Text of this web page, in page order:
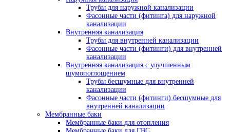
Трубы для наружной канализации
Фасонные части (фитинга) для наружной
канализации
Внутренняя канализация
Трубы для внутренней канализации
Фасонные части (фитинги) для внутренней
канализации
Внутренняя канализация с улучшенным
шумопоглощением
Трубы бесшумные для внутренней
канализации
Фасонные части (фитинги) бесшумные для
внутренней канализации
Мембранные баки
Мембранные баки для отопления